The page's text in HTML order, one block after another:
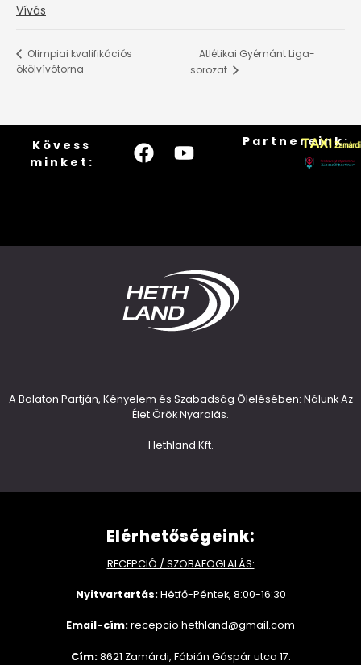
Vívás
Olimpiai kvalifikációs
ökölvívótorna
Atlétikai Gyémánt Liga-
sorozat
Kövess
minket:
Partnereink:
A Balaton Partján, Kényelem és Szabadság Ölelésében: Nálunk Az
Élet Örök Nyaralás.
Hethland Kft.
Elérhetőségeink:
RECEPCIÓ / SZOBAFOGLALÁS:
Nyitvartartás:Hétfő-Péntek, 8:00-16:30
Email-cím:recepcio.hethland@gmail.com
Cím:8621 Zamárdi, Fábián Gáspár utca 17.